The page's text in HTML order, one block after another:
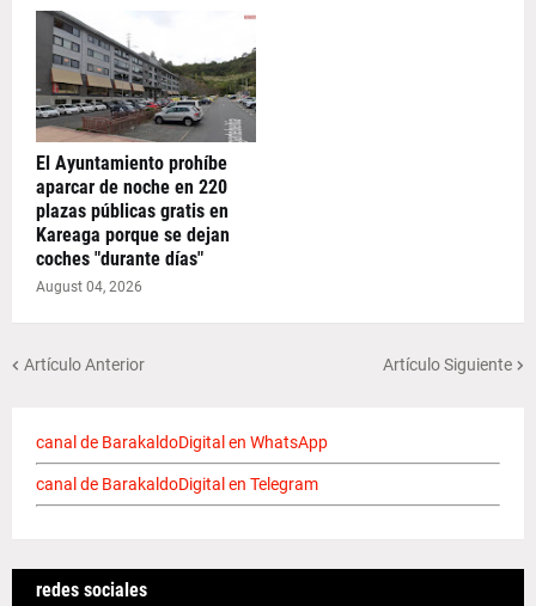
El Ayuntamiento prohíbe
aparcar de noche en 220
plazas públicas gratis en
Kareaga porque se dejan
coches "durante días"
August 04, 2026
Artículo Anterior Artículo Siguiente
canal de BarakaldoDigital en WhatsApp
canal de BarakaldoDigital en Telegram
redes sociales